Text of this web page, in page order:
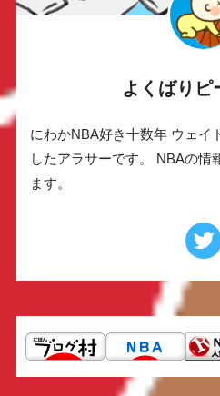
よくばりピ
にわかNBA好き十数年 ウェイ
したアラサーです。 NBAの情
ます。